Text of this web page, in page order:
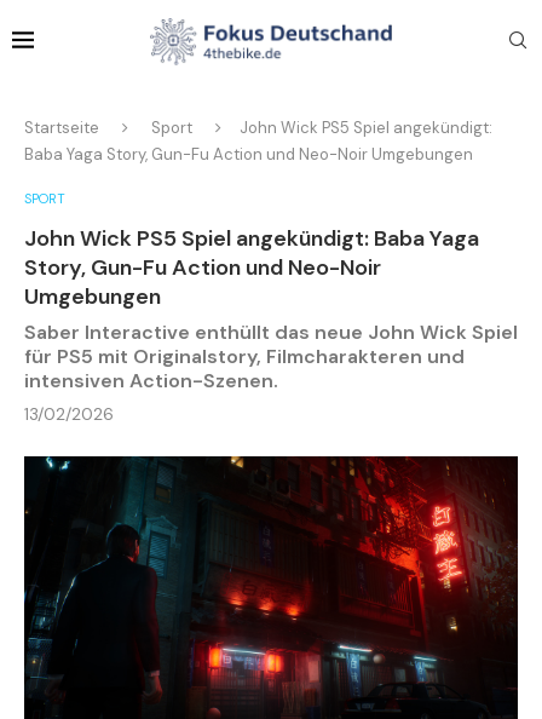
Startseite Sport
John Wick PS5 Spiel angekündigt:
Baba Yaga Story, Gun-Fu Action und Neo-Noir Umgebungen
SPORT
John Wick PS5 Spiel angekündigt: Baba Yaga
Story, Gun-Fu Action und Neo-Noir
Umgebungen
Saber Interactive enthüllt das neue John Wick Spiel
für PS5 mit Originalstory, Filmcharakteren und
intensiven Action-Szenen.
13/02/2026